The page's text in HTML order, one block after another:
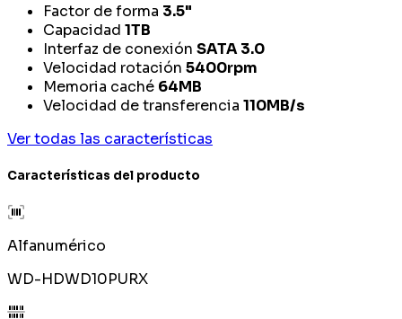
Factor de forma 3.5"
Capacidad 1TB
Interfaz de conexión SATA 3.0
Velocidad rotación 5400rpm
Memoria caché 64MB
Velocidad de transferencia 110MB/s
Ver todas las características
Características del producto
Alfanumérico
WD-HDWD10PURX